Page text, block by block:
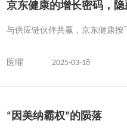
京东健康的增长密码，
与供应链伙伴共赢，京东健康按
医曜 2025-03-18
“因美纳霸权”的陨落